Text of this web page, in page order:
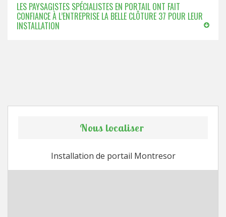
LES PAYSAGISTES SPÉCIALISTES EN PORTAIL ONT FAIT
CONFIANCE À L’ENTREPRISE LA BELLE CLÔTURE 37 POUR LEUR
INSTALLATION
Nous localiser
Installation de portail Montresor